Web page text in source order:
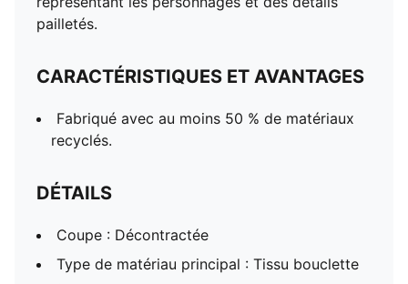
pailletés.
CARACTÉRISTIQUES ET AVANTAGES
Fabriqué avec au moins 50 % de matériaux
recyclés.
DÉTAILS
Coupe : Décontractée
Type de matériau principal : Tissu bouclette